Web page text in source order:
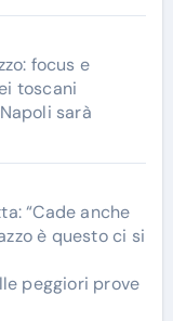
focus e
toscani
sarà
“Cade anche
è questo ci si
peggiori prove